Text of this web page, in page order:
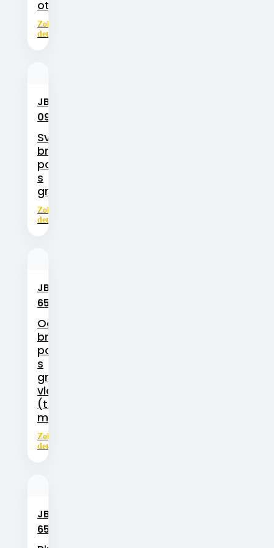
otvory
Zobrazit
detail
JBM-
09G
Svinovaná
bronzová
pouzdra
s
grafitem
Zobrazit
detail
JBM-
650
Odlévaná
bronzová
pouzdra
s
grafitovými
vložkami
(tuhé
mazivo)
Zobrazit
detail
JBM-
650GT